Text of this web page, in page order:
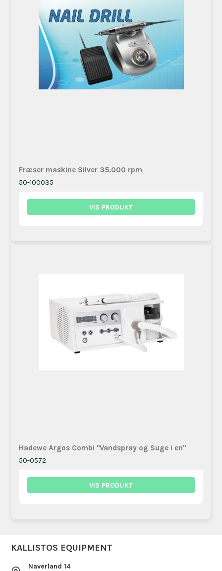
Fræser maskine Silver 35.000 rpm
50-100035
VIS PRODUKT
Hadewe Argos Combi "Vandspray og Suge i en"
50-0572
VIS PRODUKT
KALLISTOS EQUIPMENT
Naverland 14